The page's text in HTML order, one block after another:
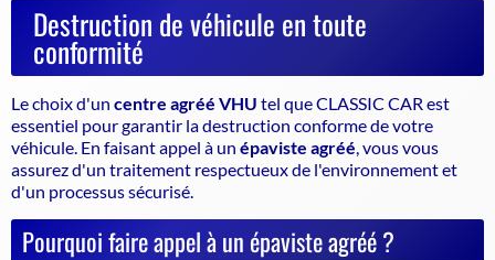
Destruction de véhicule en toute
conformité
Le choix d'un centre agréé VHU tel que CLASSIC CAR est
essentiel pour garantir ladestruction conforme de votre
véhicule . En faisant appel à un épaviste agréé , vous vous
assurez d'un traitement respectueux de l'environnement et
d'un processus sécurisé.
Pourquoi faire appel à un épaviste agréé ?